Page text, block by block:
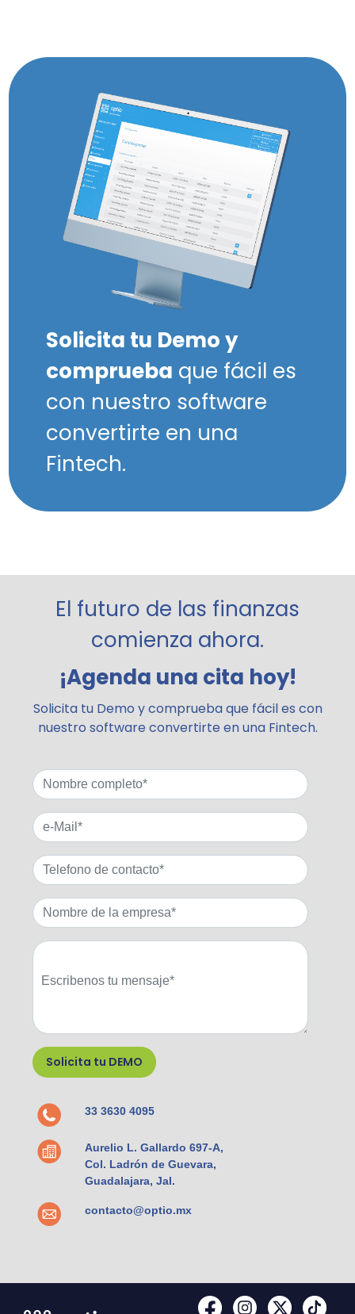
Solicita tu Demo y
comprueba que fácil es
con nuestro software
convertirte en una
Fintech.
El futuro de las finanzas
comienza ahora.
¡Agenda una cita hoy!
Solicita tu Demo y comprueba que fácil es con
nuestro software convertirte en una Fintech.
33 3630 4095
Aurelio L. Gallardo 697-A,
Col. Ladrón de Guevara,
Guadalajara, Jal.
contacto@optio.mx